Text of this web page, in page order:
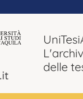
delle